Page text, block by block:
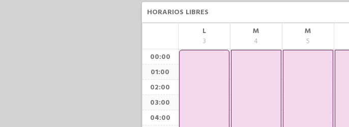
HORARIOS LIBRES
L
3
M
4
M
5
00:00
01:00
02:00
03:00
04:00